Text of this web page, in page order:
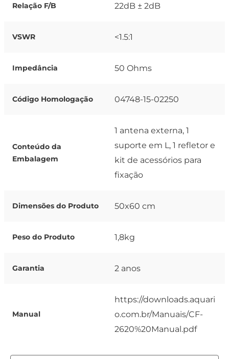
Relação F/B 22dB ± 2dB
VSWR <1.5:1
Impedância 50 Ohms
Código Homologação 04748-15-02250
Conteúdo da
Embalagem
1 antena externa, 1
suporte em L, 1 refletor e
kit de acessórios para
fixação
Dimensões do Produto 50x60 cm
Peso do Produto 1,8kg
Garantia 2 anos
Manual
https://downloads.aquari
o.com.br/Manuais/CF-
2620%20Manual.pdf